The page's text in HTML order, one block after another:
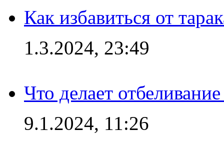
Как избавиться от
1.3.2024, 23:49
Что делает
9.1.2024, 11:26